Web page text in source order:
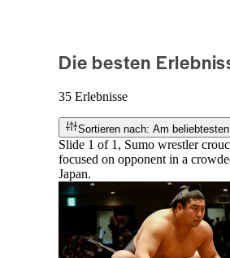
Die besten
35 Erlebnisse
Sortieren nach: Am beliebtesten
Slide 1 of 1, Sumo wrestler
focused on opponent in a
Japan.